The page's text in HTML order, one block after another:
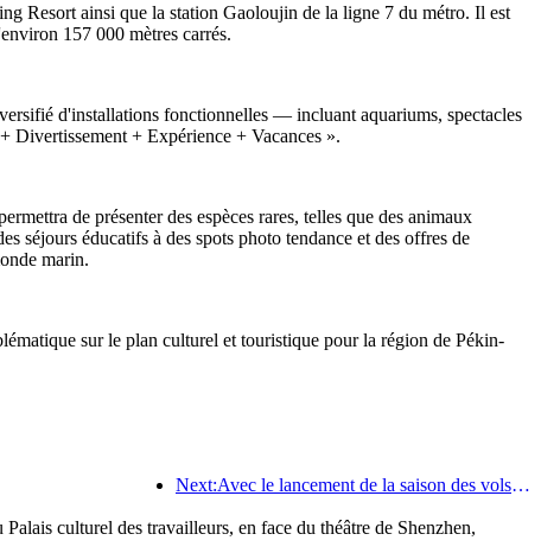
Resort ainsi que la station Gaoloujin de la ligne 7 du métro. Il est
157 000 mètres carrés.
d'installations fonctionnelles — incluant aquariums, spectacles
+ Expérience + Vacances ».
de présenter des espèces rares, telles que des animaux
séjours éducatifs à des spots photo tendance et des offres de
marin.
sur le plan culturel et touristique pour la région de Pékin-
Next:Avec le lancement de la saison des vols été-automne, les trois aéroports de l'île de Hainan ont ajouté 41 nouvelles destinations.
culturel des travailleurs, en face du théâtre de Shenzhen,